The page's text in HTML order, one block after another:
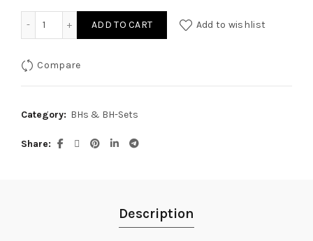
ADD TO CART Add to wishlist
Compare
Category: BHs & BH-Sets
Share
Description